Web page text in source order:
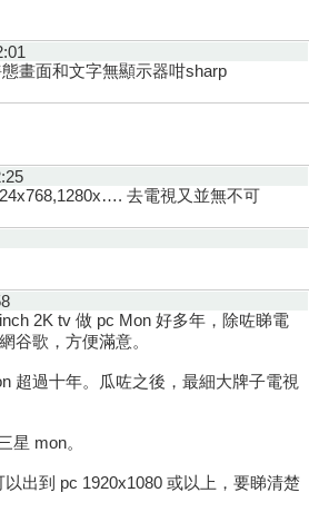
畫面和文字無顯示器咁sharp
去電視又並無不可
2K tv 做 pc Mon 好多年，除咗睇電
谷歌，方便滿意。
超過十年。瓜咗之後，最細大牌子電視
星 mon。
出到 pc 1920x1080 或以上，要睇清楚